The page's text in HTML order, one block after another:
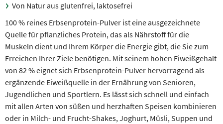
Von Natur aus glutenfrei, laktosefrei
100 % reines Erbsenprotein-Pulver ist eine ausgezeichnete
Quelle für pflanzliches Protein, das als Nährstoff für die
Muskeln dient und Ihrem Körper die Energie gibt, die Sie zum
Erreichen Ihrer Ziele benötigen. Mit seinem hohen Eiweißgehalt
von 82 % eignet sich Erbsenprotein-Pulver hervorragend als
ergänzende Eiweißquelle in der Ernährung von Senioren,
Jugendlichen und Sportlern. Es lässt sich schnell und einfach
mit allen Arten von süßen und herzhaften Speisen kombinieren
oder in Milch- und Frucht-Shakes, Joghurt, Müsli, Suppen und